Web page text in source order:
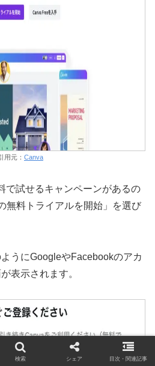
用元： Canva
で試せるキャンペーンがあるの
無料トライアルを開始」を選び
うにGoogleやFacebookのアカ
表示されます。
検索 シェア 目次・関連記事